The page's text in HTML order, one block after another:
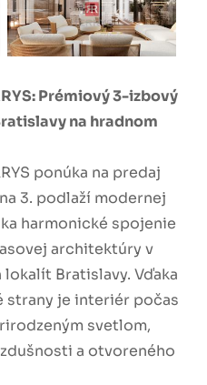
Prémiový 3-izbový
na hradnom
ponúka na predaj
3. podlaží modernej
harmonické spojenie
architektúry v
Bratislavy. Vďaka
je interiér počas
svetlom,
a otvoreného